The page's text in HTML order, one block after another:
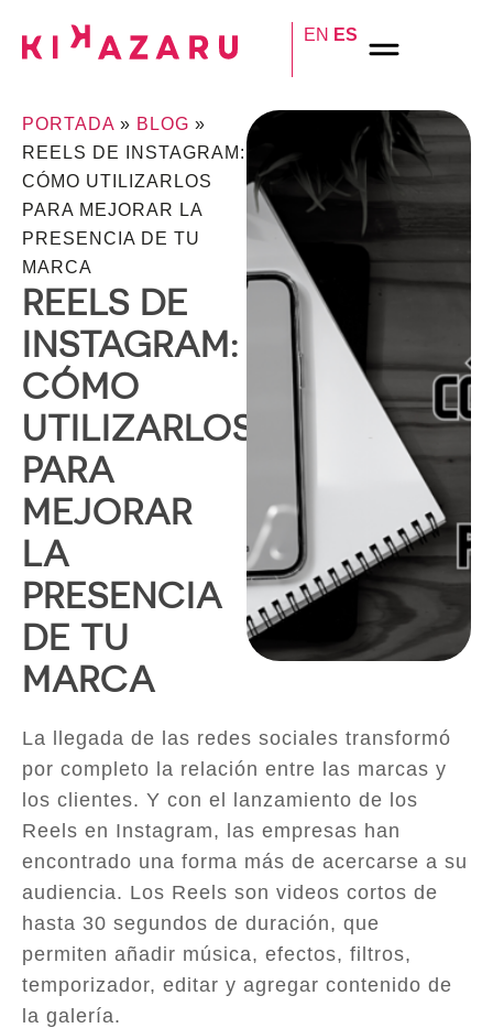
EN ES
PORTADA » BLOG »
REELS DE INSTAGRAM:
CÓMO UTILIZARLOS
PARA MEJORAR LA
PRESENCIA DE TU
MARCA
REELS DE
INSTAGRAM:
CÓMO
UTILIZARLOS
PARA
MEJORAR
LA
PRESENCIA
DE TU
MARCA
La llegada de las redes sociales transformó
por completo la relación entre las marcas y
los clientes. Y con el lanzamiento de los
Reels en Instagram, las empresas han
encontrado una forma más de acercarse a su
audiencia. Los Reels son videos cortos de
hasta 30 segundos de duración, que
permiten añadir música, efectos, filtros,
temporizador, editar y agregar contenido de
la galería.